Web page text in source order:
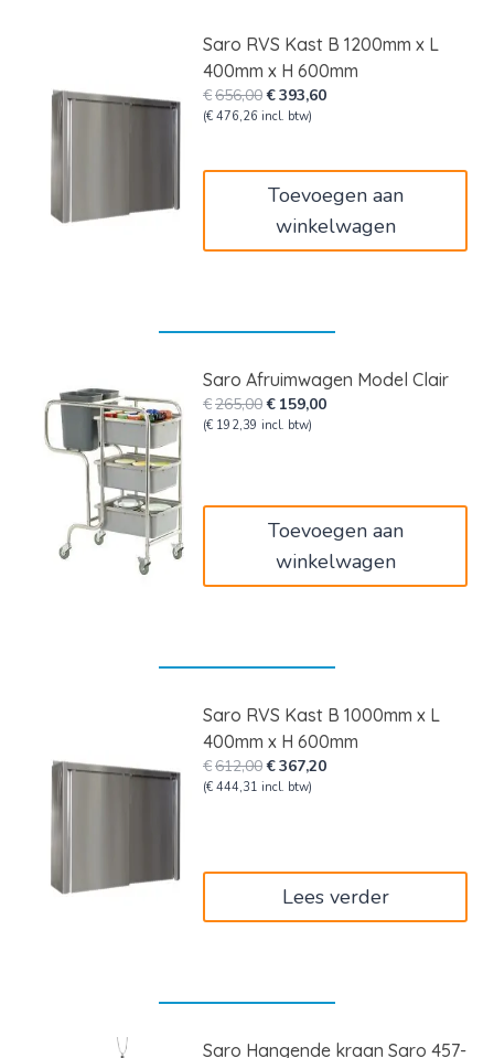
Saro RVS Kast B 1200mm x L
400mm x H 600mm
€656,00Oorspronkelijke
prijs
€393,60Huidige
(€ 476,26 incl. btw)
Toevoegen aan
winkelwagen
Saro Afruimwagen Model Clair
€265,00Oorspronkelijke
prijs
€ 159,00Huidige
(€ 192,39 incl. btw)
Toevoegen aan
winkelwagen
Saro RVS Kast B 1000mm x L
400mm x H 600mm
€612,00Oorspronkelijke
prijs
€367,20Huidige
(€ 444,31 incl. btw)
Lees verder
Saro Hangende kraan Saro 457-